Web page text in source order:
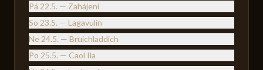
Pá 22.5. — Zahájení
So 23.5. — Lagavulin
Ne 24.5. — Bruichladdich
Po 25.5. — Caol Ila